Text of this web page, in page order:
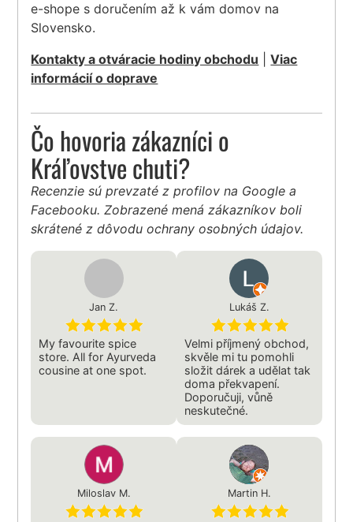
e-shope s doručením až k vám domov na
Slovensko.
Kontakty a otváracie hodiny obchodu |Viac
informácií o doprave
Čo hovoria zákazníci o
Kráľovstve chuti?
Recenzie sú prevzaté z profilov na Google a
Facebooku. Zobrazené mená zákazníkov boli
skrátené z dôvodu ochrany osobných údajov.
Jan Z.
My favourite spice
store. All for Ayurveda
cousine at one spot.
Lukáš Z.
Velmi příjmený obchod,
skvěle mi tu pomohli
složit dárek a udělat tak
doma překvapení.
Doporučuji, vůně
neskutečné.
Miloslav M. Martin H.